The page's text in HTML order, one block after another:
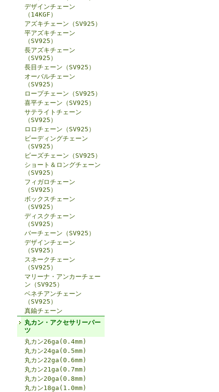
デザインチェーン
（14KGF）
アズキチェーン（SV925）
平アズキチェーン
（SV925）
長アズキチェーン
（SV925）
長目チェーン（SV925）
オーバルチェーン
（SV925）
ロープチェーン（SV925）
喜平チェーン（SV925）
サテライトチェーン
（SV925）
ロロチェーン（SV925）
ビーディングチェーン
（SV925）
ビーズチェーン（SV925）
ショート＆ロングチェーン
（SV925）
フィガロチェーン
（SV925）
ボックスチェーン
（SV925）
ディスクチェーン
（SV925）
バーチェーン（SV925）
デザインチェーン
（SV925）
スネークチェーン
（SV925）
マリーナ・アンカーチェー
ン（SV925）
ベネチアンチェーン
（SV925）
真鍮チェーン
丸カン・アクセサリーパー
ツ
丸カン26ga(0.4mm)
丸カン24ga(0.5mm)
丸カン22ga(0.6mm)
丸カン21ga(0.7mm)
丸カン20ga(0.8mm)
丸カン18ga(1.0mm)